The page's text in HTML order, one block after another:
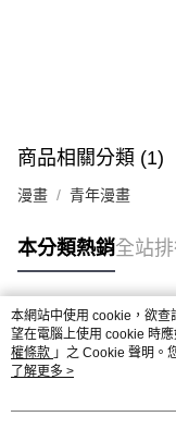
３．未成年的使用者請
４．使用「AFTEE先享
恩沛科技股份有限公司將
商品相關分類 (1)
漫畫 青年漫畫
本分類熱銷全站
熱門標籤
本網站中使用 cookie，欲
望在電腦上使用 cookie 時
權條款 」之 Cookie 聲明。
用條款之 Cookie 聲明使用
了解更多 >